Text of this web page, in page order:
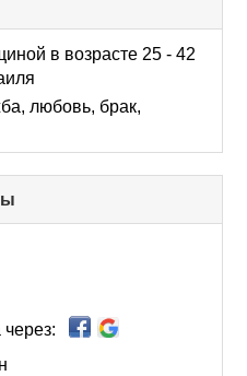
в возрасте 25 - 42
любовь, брак,
to